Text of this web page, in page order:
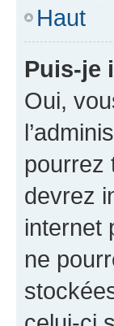
Haut
Puis-je
Oui,
pourrez
devrez
internet
ne